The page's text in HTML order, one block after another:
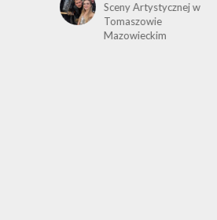
Bezdomnych
Zwierząt w
Tomaszowie